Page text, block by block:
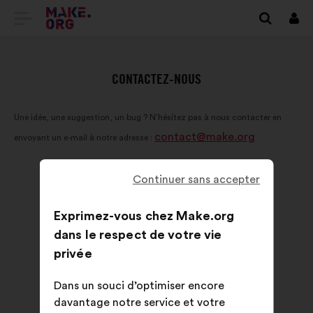
ALLER
L'ACCUEIL
SITE
Se
CONTACTEZ-NOUS
Une idée, une suggestion, un bug ? N’hésitez pas à nous contacter en
envoyant un e-mail à notre adresse : contact@make.org
Continuer sans accepter
Exprimez-vous chez Make.org
dans le respect de votre vie
privée
Dans un souci d’optimiser encore
davantage notre service et votre